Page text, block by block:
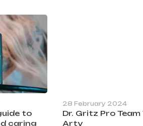
to
caring
28 February 2024
Dr. Gritz Pro Team
Arty